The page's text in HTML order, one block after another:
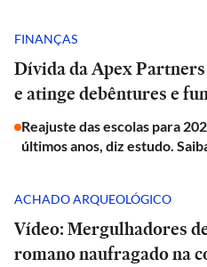
FINANÇAS
Dívida da Apex
e atinge debêntures e
Reajuste das escolas para
últimos anos, diz estudo.
ACHADO ARQUEOLÓGICO
Vídeo: Mergulhadores
romano naufragado na